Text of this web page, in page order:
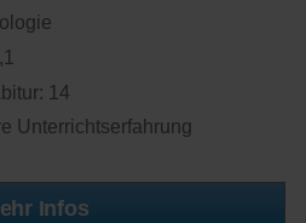
14
Unterrichtserfahrung
Infos